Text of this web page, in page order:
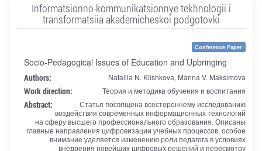
Informatsionno-kommunikatsionnye tekhnologii i
transformatsiia akademicheskoi podgotovki
Conference Paper
Socio-Pedagogical Issues of Education and Upbringing
Authors: Nataliia N. Klishkova, Marina V. Maksimova
Work direction: Теория и методика обучения и воспитания
Abstract:
Статья посвящена всестороннему исследованию
воздействия современных информационных технологий
на сферу высшего профессионального образования. Описаны
главные направления цифровизации учебных процессов, особое
внимание уделяется изменению роли педагога в условиях
внедрения новейших цифровых решений и пересмотру